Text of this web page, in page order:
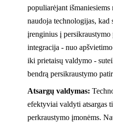
populiarėjant
naudoja technologijas, kad
įrenginius į persikraustymo
integracija - nuo
iki prietaisų valdymo -
bendrą persikraustymo
Atsargų valdymas:
efektyviai valdyti atsargas
perkraustymo įmonėms.